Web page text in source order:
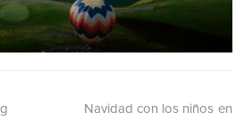
Navidad con los niños en